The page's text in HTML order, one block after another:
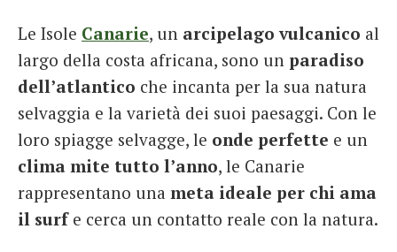
French
Italiano
Le Isole Canarie, un arcipelago vulcanico al
largo della costa africana, sono un paradiso
dell’atlantico che incanta per la sua natura
selvaggia e la varietà dei suoi paesaggi. Con le
loro spiagge selvagge, le onde perfette e un
clima mite tutto l’anno, le Canarie
rappresentano una meta ideale per chi ama
il surfe cerca un contatto reale con la natura.